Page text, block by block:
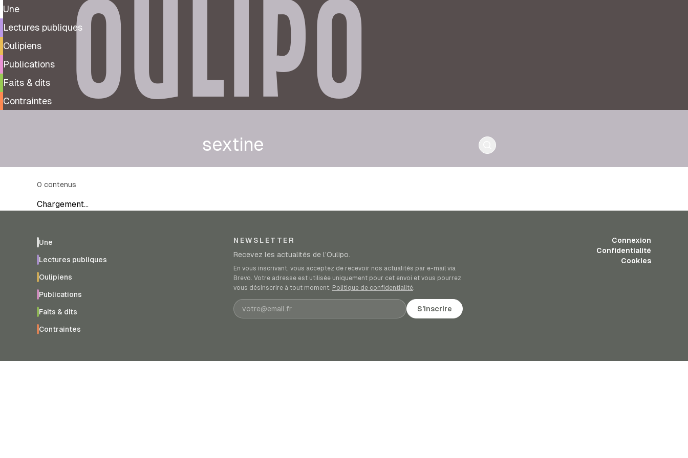
Une
Lectures publiques
Oulipiens
Publications
Faits & dits
Contraintes
OULIPO
sextine
0 contenus
Chargement…
Une
Lectures publiques
Oulipiens
Publications
Faits & dits
Contraintes
NEWSLETTER
Recevez les actualités de l’Oulipo.
En vous inscrivant, vous acceptez de recevoir nos actualités par e-mail via
Brevo. Votre adresse est utilisée uniquement pour cet envoi et vous pourrez
vous désinscrire à tout moment. Politique de confidentialité.
Adresse e-mail S’inscrire
Connexion
Confidentialité
Cookies